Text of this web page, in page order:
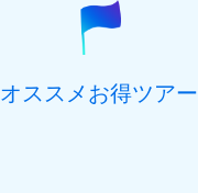
オススメお得ツアー